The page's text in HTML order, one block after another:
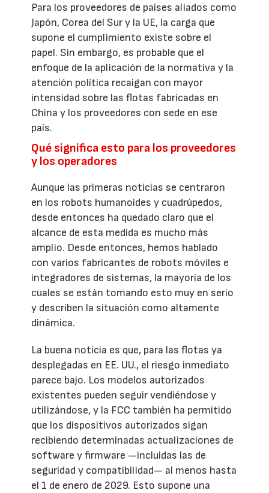
Para los proveedores de países aliados como
Japón, Corea del Sur y la UE, la carga que
supone el cumplimiento existe sobre el
papel. Sin embargo, es probable que el
enfoque de la aplicación de la normativa y la
atención política recaigan con mayor
intensidad sobre las flotas fabricadas en
China y los proveedores con sede en ese
país.
Qué significa esto para los proveedores
y los operadores
Aunque las primeras noticias se centraron
en los robots humanoides y cuadrúpedos,
desde entonces ha quedado claro que el
alcance de esta medida es mucho más
amplio. Desde entonces, hemos hablado
con varios fabricantes de robots móviles e
integradores de sistemas, la mayoría de los
cuales se están tomando esto muy en serio
y describen la situación como altamente
dinámica.
La buena noticia es que, para las flotas ya
desplegadas en EE. UU., el riesgo inmediato
parece bajo. Los modelos autorizados
existentes pueden seguir vendiéndose y
utilizándose, y la FCC también ha permitido
que los dispositivos autorizados sigan
recibiendo determinadas actualizaciones de
software y firmware —incluidas las de
seguridad y compatibilidad— al menos hasta
el 1 de enero de 2029. Esto supone una